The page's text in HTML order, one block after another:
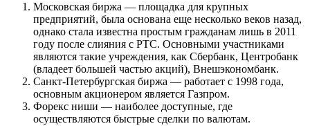
Московская биржа — площадка для крупных
предприятий, была основана еще несколько веков назад,
однако стала известна простым гражданам лишь в 2011
году после слияния с РТС. Основными участниками
являются такие учреждения, как Сбербанк, Центробанк
(владеет большей частью акций), Внешэкономбанк.
Санкт-Петербургская биржа — работает с 1998 года,
основным акционером является Газпром.
Форекс ниши — наиболее доступные, где
осуществляются быстрые сделки по валютам.